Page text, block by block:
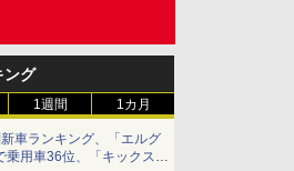
ング
1週間 1カ月
車ランキング、「エルグ
乗用車36位、「キックス」